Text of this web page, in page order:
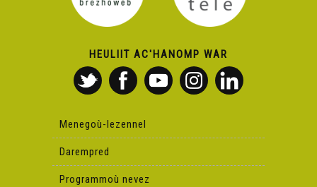
HEULIIT AC'HANOMP WAR
Menegoù-lezennel
Darempred
Programmoù nevez